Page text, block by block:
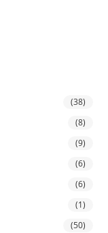
(38)
(8)
(9)
(6)
(6)
(1)
(50)